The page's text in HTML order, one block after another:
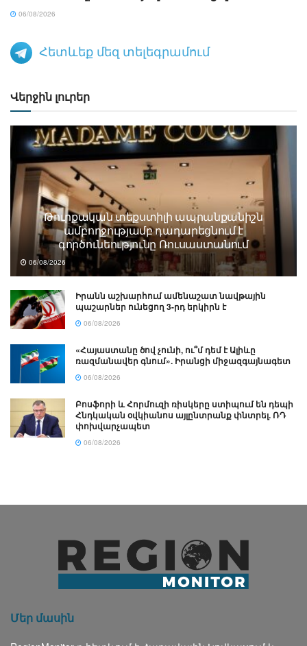
06/08/2026
Հետևեք մեզ տելեգրամում
Վերջին լուրեր
Թուրքական տեքստիլի ապրանքանիշն
ամբողջությամբ դադարեցնում է
գործունեությունը Ռուսաստանում
06/08/2026
Իրանն աշխարհում ամենաշատ նավթային
պաշարներ ունեցող 3-րդ երկիրն է
06/08/2026
«Հայաստանը ծով չունի, ու՞մ դեմ է Ալիևը
ռազմանավեր գնում». Իրանցի միջազգայնագետ
06/08/2026
Բոսֆորի և Հորմուզի ռիսկերը ստիպում են դեպի
Հնդկական օվկիանոս այլընտրանք փնտրել. ՌԴ
փոխվարչապետ
06/08/2026
Մեր մասին